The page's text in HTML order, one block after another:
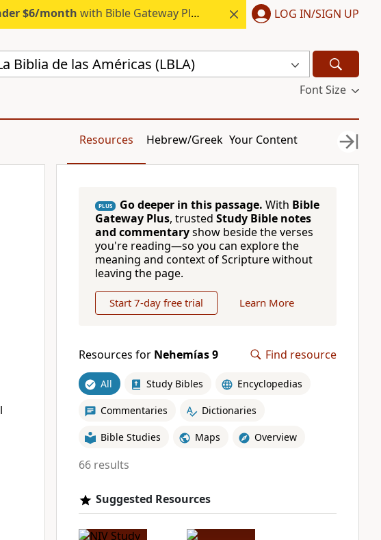
$6/month with Bible Gateway Plus. LOG IN/SIGN UP
Biblia de las Américas (LBLA)
Font Size
Resources Hebrew/Greek Your Content
PLUS Go deeper in this passage. With Bible
Gateway Plus, trusted Study Bible notes
and commentaryshow beside the verses
you're reading—so you can explore the
meaning and context of Scripture without
leaving the page.
Start 7-day free trial Learn More
Resources for Nehemías 9 Find resource
All Study Bibles Encyclopedias
Commentaries Dictionaries
Bible Studies Maps Overview
66 results
Suggested Resources